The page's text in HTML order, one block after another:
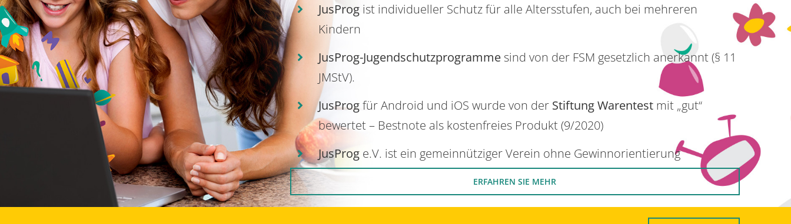
JusProgist individueller Schutz für alle Altersstufen, auch bei mehreren
Kindern
JusProg-Jugendschutzprogrammesind von der FSM gesetzlich anerkannt (§ 11
JMStV).
JusProgfür Android und iOS wurde von der Stiftung Warentestmit „gut“
bewertet – Bestnote als kostenfreies Produkt (9/2020)
JusProge.V. ist ein gemeinnütziger Verein ohne Gewinnorientierung
ERFAHREN SIE MEHR